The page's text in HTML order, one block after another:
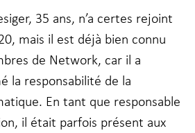
35 ans, n’a certes rejoint
mais il est déjà bien connu
de Network, car il a
la responsabilité de la
En tant que responsable
il était parfois présent aux